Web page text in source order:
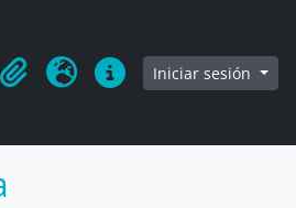
Portapapeles
Idioma Enlaces rápidos
Iniciar sesión